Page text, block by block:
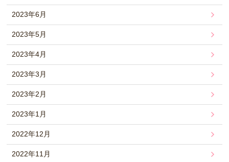
2023年6月
2023年5月
2023年4月
2023年3月
2023年2月
2023年1月
2022年12月
2022年11月